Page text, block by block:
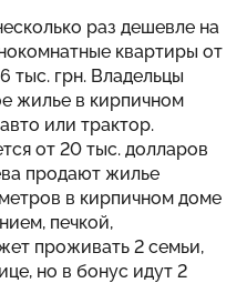
раз дешевле на
квартиры от
тыс. грн. Владельцы
жилье в кирпичном
или трактор.
от 20 тыс. долларов
продают жилье
в кирпичном доме
печкой,
проживать 2 семьи,
но в бонус идут 2